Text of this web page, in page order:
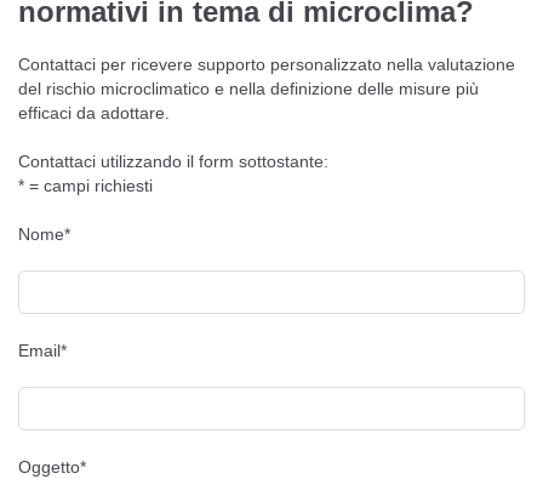
normativi in tema di microclima?
Contattaci per ricevere supporto personalizzato nella valutazione
del rischio microclimatico e nella definizione delle misure più
efficaci da adottare.
Contattaci utilizzando il form sottostante:
* = campi richiesti
Nome*
Email*
Oggetto*